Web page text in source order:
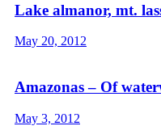
Lake almanor, mt.
May 20, 2012
Amazonas – Of
May 3, 2012